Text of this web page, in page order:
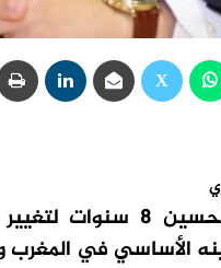
استغرق أشرف
الأساسي في المغرب